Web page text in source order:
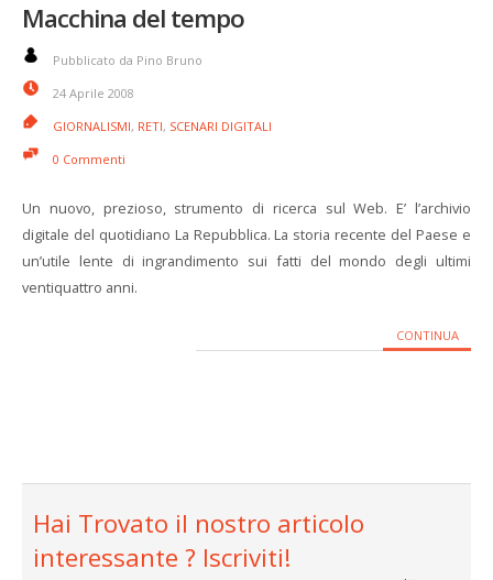
Macchina del tempo
Pubblicato da Pino Bruno
24 Aprile 2008
GIORNALISMI, RETI, SCENARI DIGITALI
0 Commenti
Un nuovo, prezioso, strumento di ricerca sul Web. E’ l’archivio
digitale del quotidiano La Repubblica. La storia recente del Paese e
un’utile lente di ingrandimento sui fatti del mondo degli ultimi
ventiquattro anni.
CONTINUA
Hai Trovato il nostro articolo
interessante ? Iscriviti!